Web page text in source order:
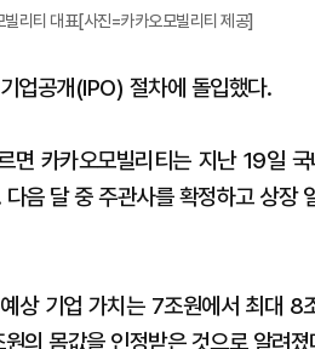
빌리티 대표[사진=카카오모빌리티 제공]
업공개(IPO) 절차에 돌입했다.
면 카카오모빌리티는 지난 19일
음 달 중 주관사를 확정하고 상장
상 기업 가치는 7조원에서 최대
의 몸값을 인정받은 것으로 알려졌